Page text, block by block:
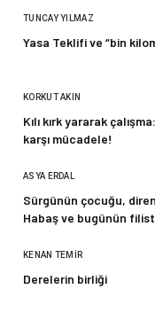
TUNCAY YILMAZ
Yasa Teklifi ve “bin
KORKUT AKIN
Kılı kırk yararak
karşı mücadele!
ASYA ERDAL
Sürgünün çocuğu,
Habaş ve bugünün
KENAN TEMIR
Derelerin birliği